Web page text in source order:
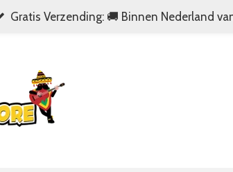
Gratis Verzending: 🚚 Binnen Nederland